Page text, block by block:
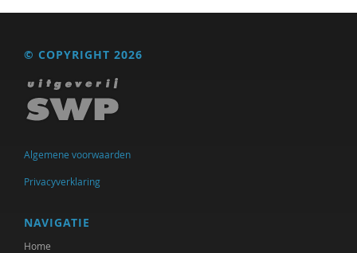
© COPYRIGHT 2026
Algemene voorwaarden
Privacyverklaring
NAVIGATIE
Home